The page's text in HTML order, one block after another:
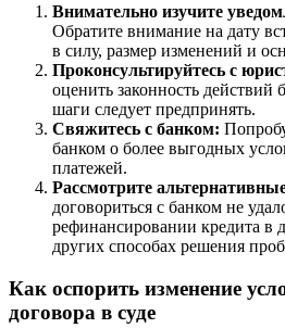
Внимательно изучите
Обратите внимание на дату
в силу, размер изменений и
Проконсультируйтесь с
оценить законность действий
шаги следует предпринять.
Свяжитесь с банком:
банком о более выгодных
платежей.
Рассмотрите
договориться с банком не
рефинансировании кредита в
других способах решения
Как оспорить изменение
договора в суде